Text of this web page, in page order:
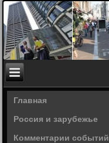
Главная
Россия и зарубежье
Комментарии событий